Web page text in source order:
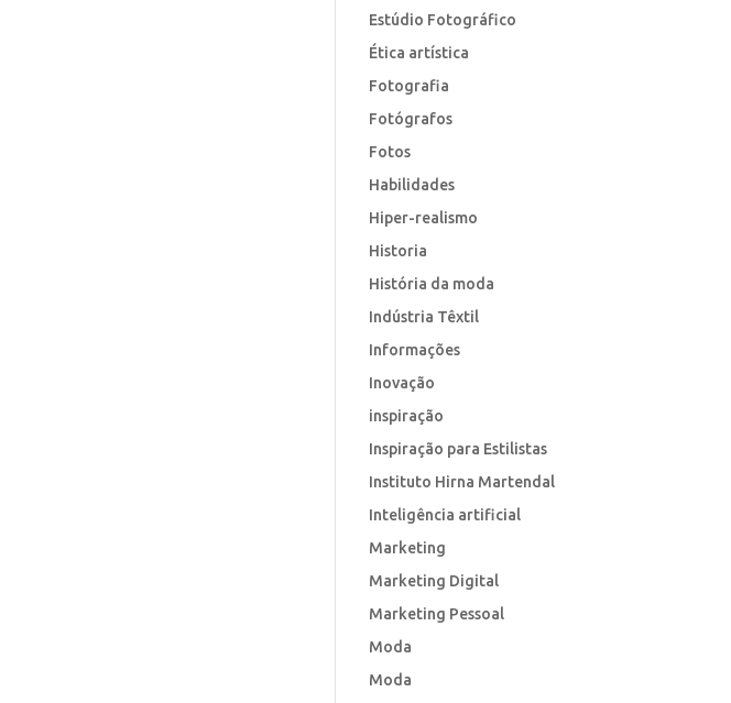
Estúdio Fotográfico
Ética artística
Fotografia
Fotógrafos
Fotos
Habilidades
Hiper-realismo
Historia
História da moda
Indústria Têxtil
Informações
Inovação
inspiração
Inspiração para Estilistas
Instituto Hirna Martendal
Inteligência artificial
Marketing
Marketing Digital
Marketing Pessoal
Moda
Moda